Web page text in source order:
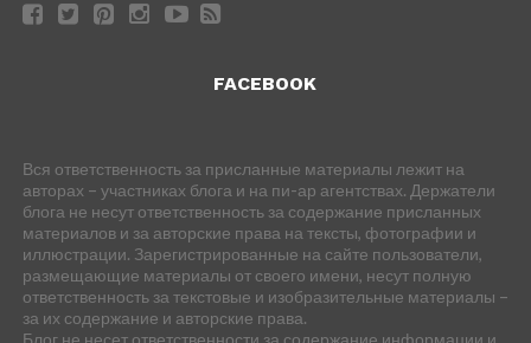
FACEBOOK
Вся ответственность за присланные материалы лежит на
авторах – участниках блога и на пи-ар агентствах. Держатели
блога не несут ответственность за содержание присланных
материалов и за авторские права на тексты, фотографии и
иллюстрации. Зарегистрированные на сайте пользователи,
размещающие материалы от своего имени, несут полную
ответственность за текстовые и изобразительные материалы –
за их содержание и авторские права.
Блог не несет ответственности за содержание информации и